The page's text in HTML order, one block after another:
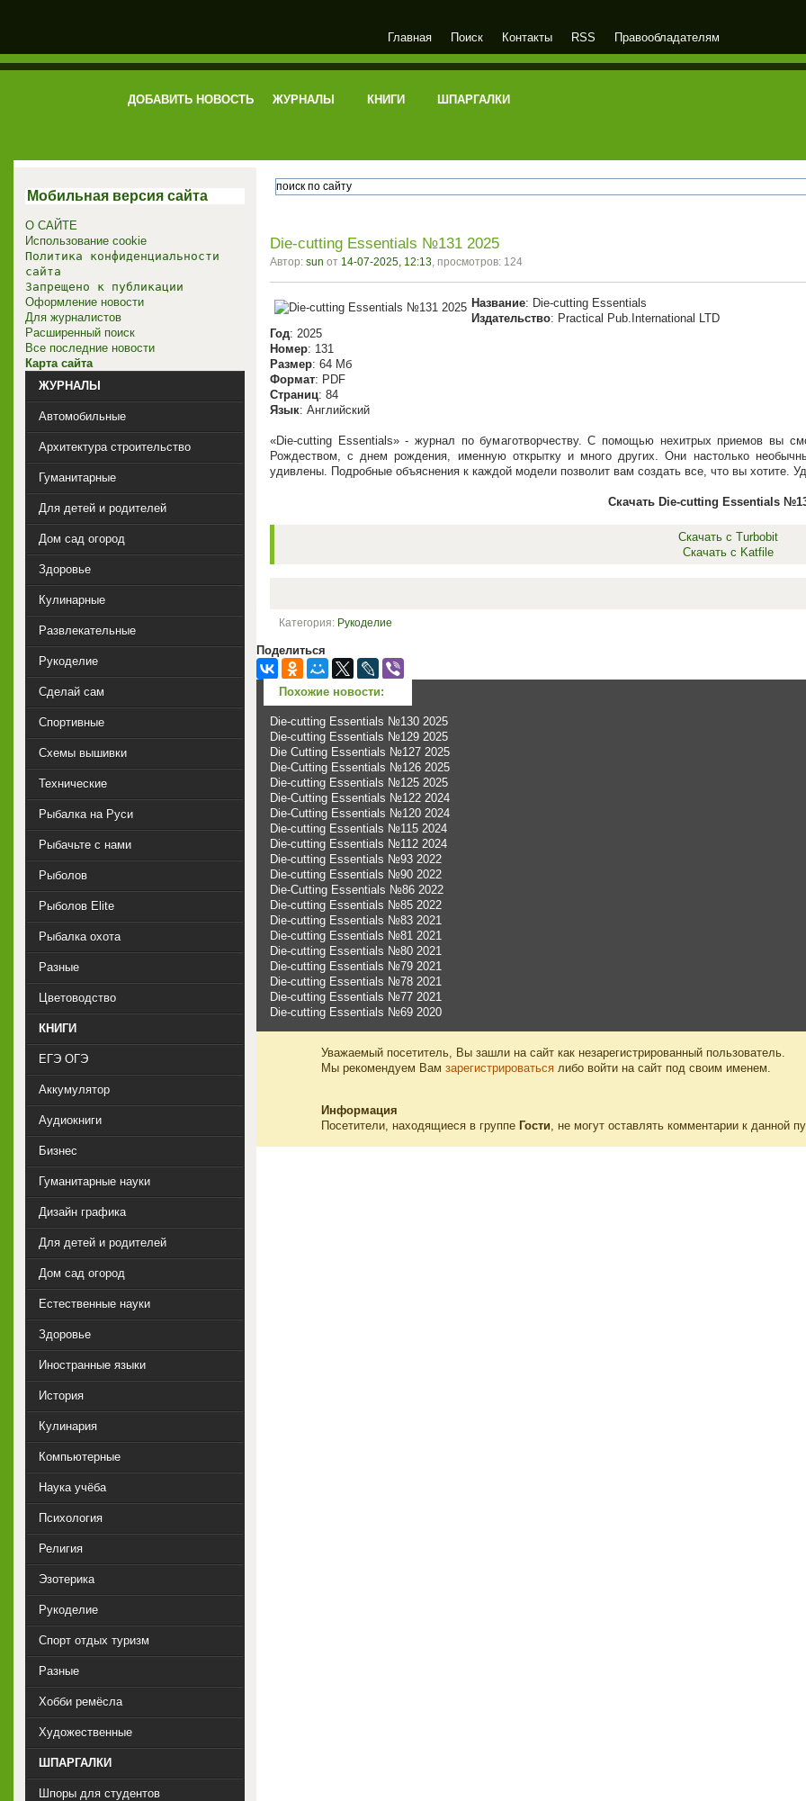
электронная библиотека
Главная Поиск Контакты RSS Правообладателям
ДОБАВИТЬ НОВОСТЬ ЖУРНАЛЫ КНИГИ ШПАРГАЛКИ
Die-cutting Essentials №131 2025
Автор: sun от 14-07-2025, 12:13, просмотров: 124
Название: Die-cutting Essentials
Издательство: Practical Pub.International LTD
Год: 2025
Номер: 131
Размер: 64 Мб
Формат: PDF
Страниц: 84
Язык: Английский
«Die-cutting Essentials» - журнал по бумаготворчеству. С помощью нехитрых приемов вы
Рождеством, с днем рождения, именную открытку и много других. Они настолько
удивлены. Подробные объяснения к каждой модели позволит вам создать все, что вы хотите.
Скачать Die-cutting Essentials
Скачать с Turbobit
Скачать с Katfile
Категория: Рукоделие
Поделиться
Похожие новости:
Die-cutting Essentials №130 2025
Die-cutting Essentials №129 2025
Die Cutting Essentials №127 2025
Die-Cutting Essentials №126 2025
Die-cutting Essentials №125 2025
Die-Cutting Essentials №122 2024
Die-Cutting Essentials №120 2024
Die-cutting Essentials №115 2024
Die-cutting Essentials №112 2024
Die-cutting Essentials №93 2022
Die-cutting Essentials №90 2022
Die-Cutting Essentials №86 2022
Die-cutting Essentials №85 2022
Die-cutting Essentials №83 2021
Die-cutting Essentials №81 2021
Die-cutting Essentials №80 2021
Die-cutting Essentials №79 2021
Die-cutting Essentials №78 2021
Die-cutting Essentials №77 2021
Die-cutting Essentials №69 2020
Уважаемый посетитель, Вы зашли на сайт как незарегистрированный пользователь.
Мы рекомендуем Вам зарегистрироваться либо войти на сайт под своим именем.
Информация
Посетители, находящиеся в группе Гости , не могут оставлять комментарии к данной
Мобильная версия сайта
О САЙТЕ
Использование cookie
Политика конфиденциальности
сайта
Запрещено к публикации
Оформление новости
Для журналистов
Расширенный поиск
Все последние новости
Карта сайта
ЖУРНАЛЫ
Автомобильные
Архитектура строительство
Гуманитарные
Для детей и родителей
Дом сад огород
Здоровье
Кулинарные
Развлекательные
Рукоделие
Сделай сам
Спортивные
Схемы вышивки
Технические
Рыбалка на Руси
Рыбачьте с нами
Рыболов
Рыболов Elite
Рыбалка охота
Разные
Цветоводство
КНИГИ
ЕГЭ ОГЭ
Аккумулятор
Аудиокниги
Бизнес
Гуманитарные науки
Дизайн графика
Для детей и родителей
Дом сад огород
Естественные науки
Здоровье
Иностранные языки
История
Кулинария
Компьютерные
Наука учёба
Психология
Религия
Эзотерика
Рукоделие
Спорт отдых туризм
Разные
Хобби ремёсла
Художественные
ШПАРГАЛКИ
Шпоры для студентов